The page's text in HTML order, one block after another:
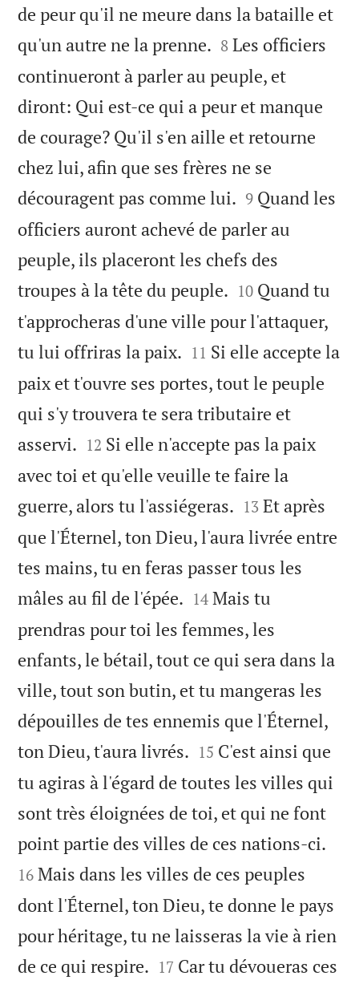
de peur qu'il ne meure dans la bataille et
qu'un autre ne la prenne. 

8 Les officiers
continueront à parler au peuple, et
diront: Qui est-ce qui a peur et manque
de courage? Qu'il s'en aille et retourne
chez lui, afin que ses frères ne se
découragent pas comme lui. 

9 Quand les
officiers auront achevé de parler au
peuple, ils placeront les chefs des
troupes à la tête du peuple. 

10 Quand tu
t'approcheras d'une ville pour l'attaquer,
tu lui offriras la paix. 

11 Si elle accepte la
paix et t'ouvre ses portes, tout le peuple
qui s'y trouvera te sera tributaire et
asservi. 

12 Si elle n'accepte pas la paix
avec toi et qu'elle veuille te faire la
guerre, alors tu l'assiégeras. 

13 Et après
que l'Éternel, ton Dieu, l'aura livrée entre
tes mains, tu en feras passer tous les
mâles au fil de l'épée. 

14 Mais tu
prendras pour toi les femmes, les
enfants, le bétail, tout ce qui sera dans la
ville, tout son butin, et tu mangeras les
dépouilles de tes ennemis que l'Éternel,
ton Dieu, t'aura livrés. 

15 C'est ainsi que
tu agiras à l'égard de toutes les villes qui
sont très éloignées de toi, et qui ne font
point partie des villes de ces nations-ci.
16 Mais dans les villes de ces peuples
dont l'Éternel, ton Dieu, te donne le pays
pour héritage, tu ne laisseras la vie à rien
de ce qui respire. 

17 Car tu dévoueras ces